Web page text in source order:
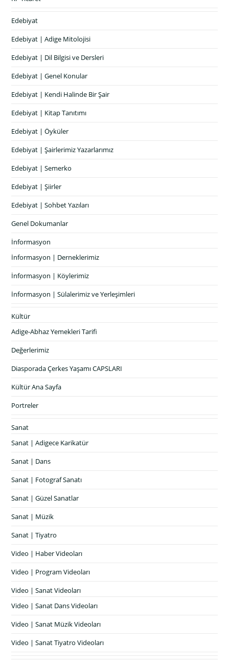
Edebiyat
Edebiyat | Adige Mitolojisi
Edebiyat | Dil Bilgisi ve Dersleri
Edebiyat | Genel Konular
Edebiyat | Kendi Halinde Bir Şair
Edebiyat | Kitap Tanıtımı
Edebiyat | Öyküler
Edebiyat | Şairlerimiz Yazarlarımız
Edebiyat | Semerko
Edebiyat | Şiirler
Edebiyat | Sohbet Yazıları
Genel Dokumanlar
İnformasyon
İnformasyon | Derneklerimiz
İnformasyon | Köylerimiz
İnformasyon | Sülalerimiz ve Yerleşimleri
Kültür
Adige-Abhaz Yemekleri Tarifi
Değerlerimiz
Diasporada Çerkes Yaşamı CAPSLARI
Kültür Ana Sayfa
Portreler
Sanat
Sanat | Adigece Karikatür
Sanat | Dans
Sanat | Fotograf Sanatı
Sanat | Güzel Sanatlar
Sanat | Müzik
Sanat | Tiyatro
Video | Haber Videoları
Video | Program Videoları
Video | Sanat Videoları
Video | Sanat Dans Videoları
Video | Sanat Müzik Videoları
Video | Sanat Tiyatro Videoları